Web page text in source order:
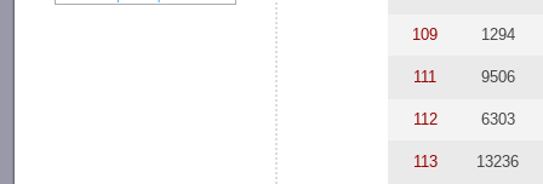
109 1294
111 9506
112 6303
113 13236